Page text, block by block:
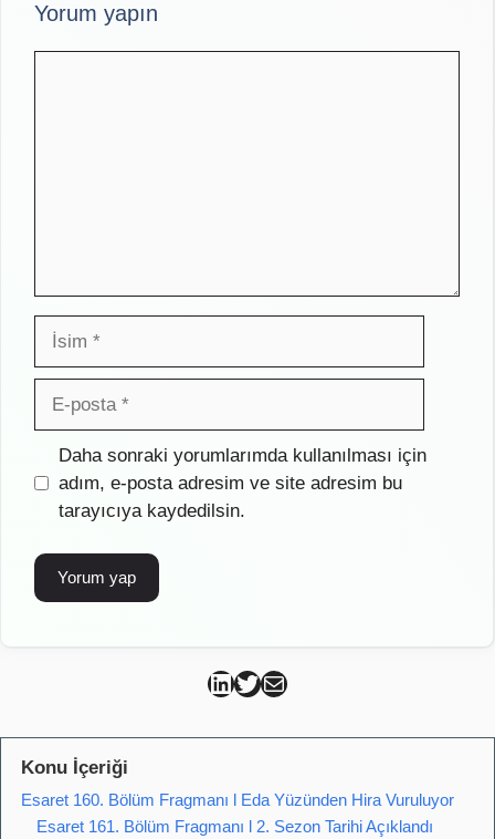
Yorum yapın
İsim
posta
İnternet
sitesi
Daha sonraki yorumlarımda kullanılması için
adım, e-posta adresim ve site adresim bu
tarayıcıya kaydedilsin.
Can Kütahya Linkedin
Can Kütahya Twitter
Can Kütahya Mail
Konu İçeriği
Esaret 160. Bölüm Fragmanı l Eda Yüzünden Hira Vuruluyor
Esaret 161. Bölüm Fragmanı l 2. Sezon Tarihi Açıklandı